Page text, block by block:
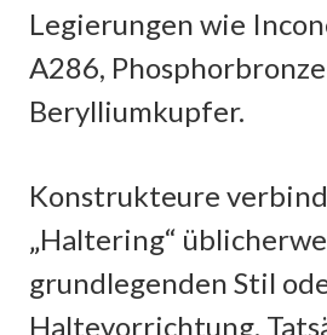
Legierungen wie
A286,
Berylliumkupfer.
Konstrukteure
„Haltering“
grundlegenden Stil
Haltevorrichtung.